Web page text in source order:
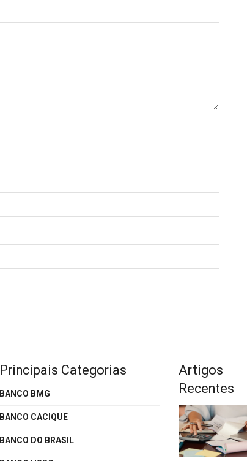
Principais Categorias
BANCO BMG
BANCO CACIQUE
BANCO DO BRASIL
Artigos
Recentes